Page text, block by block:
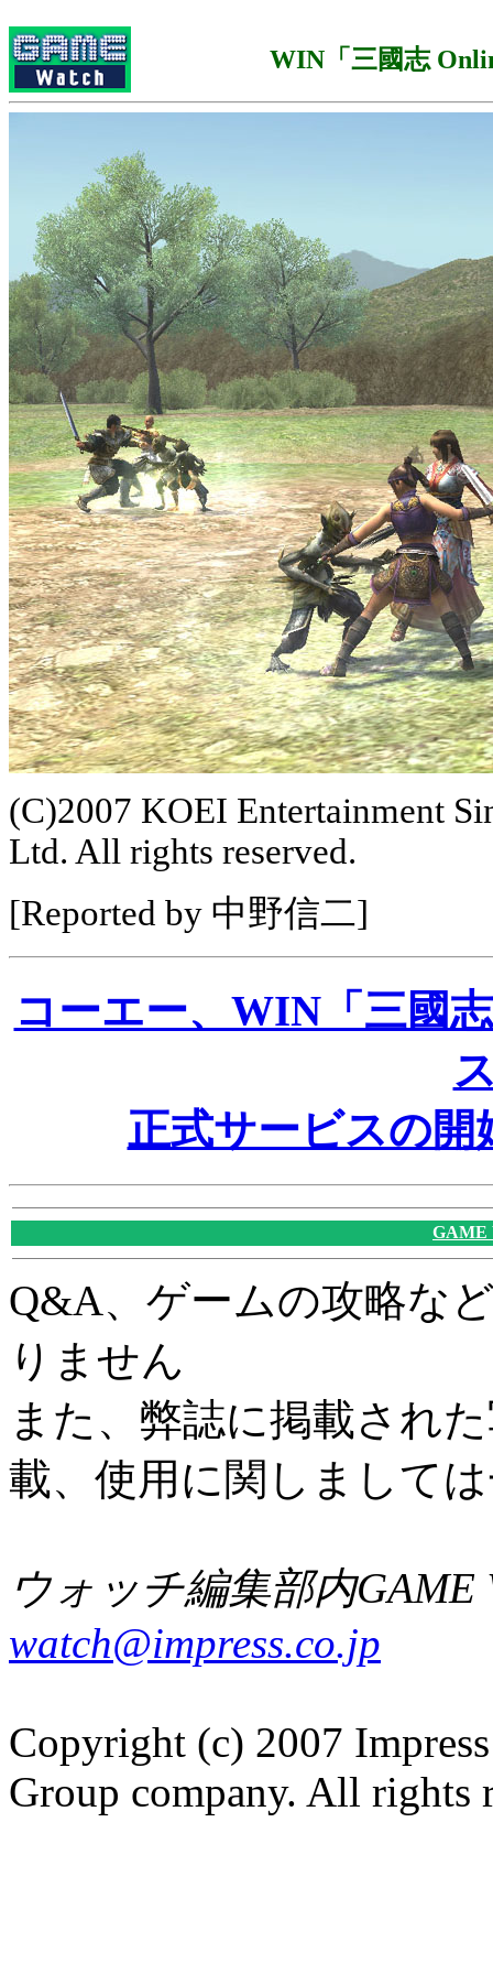
WIN「三國志
(C)2007 KOEI Entertainment
Ltd. All rights reserved.
[Reported by 中野信二]
コーエー、WIN「三國
正式サービスの開
GAME
Q&A、ゲームの攻略な
りません
また、弊誌に掲載され
載、使用に関しまして
ウォッチ編集部内GAME
watch@impress.co.jp
Copyright (c) 2007
Group company. All rights